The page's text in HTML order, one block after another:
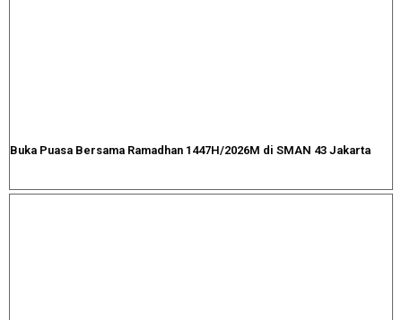
Buka Puasa Bersama Ramadhan 1447H/2026M di SMAN 43 Jakarta